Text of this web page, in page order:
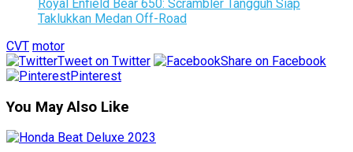
Royal Enfield Bear 650: Scrambler Tangguh Siap
Taklukkan Medan Off-Road
CVT motor
Tweet on Twitter
Share on Facebook
Pinterest
You May Also Like